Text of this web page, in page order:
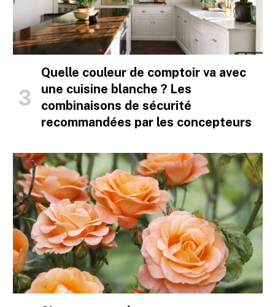
Quelle couleur de comptoir va avec
une cuisine blanche ? Les
combinaisons de sécurité
recommandées par les concepteurs